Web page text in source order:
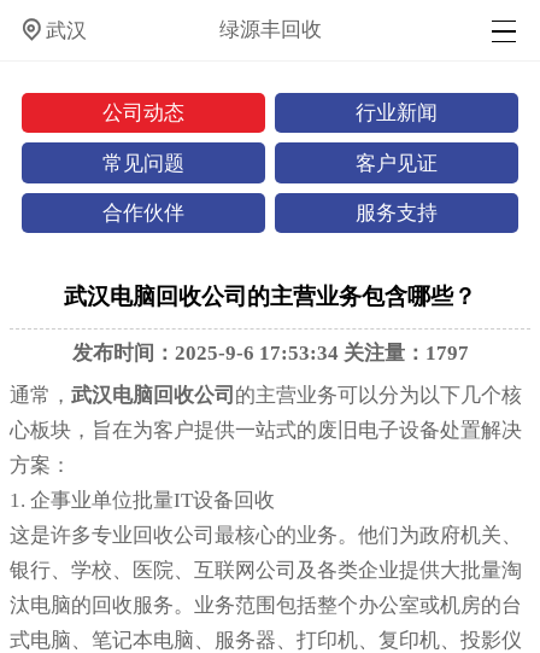
武汉 绿源丰回收
公司动态 行业新闻
常见问题 客户见证
合作伙伴 服务支持
武汉电脑回收公司的主营业务包含哪些？
发布时间：2025-9-6 17:53:34 关注量：1797
通常，武汉电脑回收公司 的主营业务可以分为以下几个核
心板块，旨在为客户提供一站式的废旧电子设备处置解决
方案：
1. 企事业单位批量IT设备回收
这是许多专业回收公司最核心的业务。他们为政府机关、
银行、学校、医院、互联网公司及各类企业提供大批量淘
汰电脑的回收服务。业务范围包括整个办公室或机房的台
式电脑、笔记本电脑、服务器、打印机、复印机、投影仪